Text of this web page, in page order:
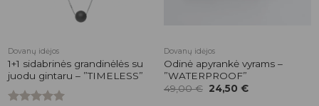
Dovanų idėjos
1+1 sidabrinės grandinėlės su
juodu gintaru – ”TIMELESS”
Dovanų idėjos
Odinė apyrankė vyrams –
”WATERPROOF”
49,00€ Original
price
24,50€Current